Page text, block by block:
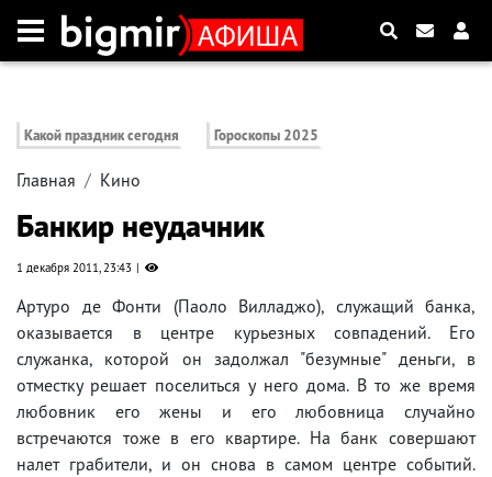
Какой праздник сегодня Гороскопы 2025
Главная Кино
Банкир неудачник
1 декабря 2011, 23:43
Артуро де Фонти (Паоло Вилладжо), служащий банка,
оказывается в центре курьезных совпадений. Его
служанка, которой он задолжал "безумные" деньги, в
отместку решает поселиться у него дома. В то же время
любовник его жены и его любовница случайно
встречаются тоже в его квартире. На банк совершают
налет грабители, и он снова в самом центре событий.